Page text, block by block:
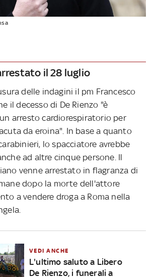
il 28 luglio
delle indagini il pm Francesco
il decesso di De Rienzo "è
arresto cardiorespiratorio per
da eroina". In base a quanto
lo spacciatore avrebbe
ad altre cinque persone. Il
venne arrestato in flagranza di
dopo la morte dell'attore
a vendere droga a Roma nella
VEDI ANCHE
L'ultimo saluto a Libero
De Rienzo, i funerali a